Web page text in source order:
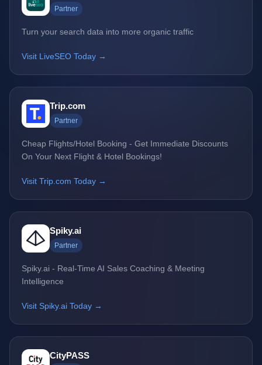
Partner
Turn your search data into more organic traffic
Visit LiveSEO Today →
Trip.com
Partner
Cheap Flights/Hotel Booking - Get Immediate Discounts
On Your Next Flight & Hotel Bookings!
Visit Trip.com Today →
Spiky.ai
Partner
Spiky.ai - Real-Time AI Sales Coaching & Meeting
Intelligence
Visit Spiky.ai Today →
CityPASS